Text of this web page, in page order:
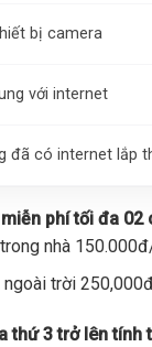
bị camera
với internet
đã có internet lắp
phí tối đa
nhà
trời
thứ 3 trở lên